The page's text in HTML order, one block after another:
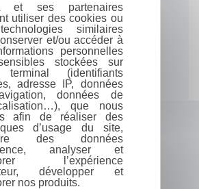
et ses partenaires
utiliser des cookies ou
similaires
et/ou accéder à
personnelles
stockées sur
terminal (identifiants
adresse IP, données
données de
que nous
afin de réaliser des
d’usage du site,
des données
analyser et
l’expérience
développer et
nos produits.